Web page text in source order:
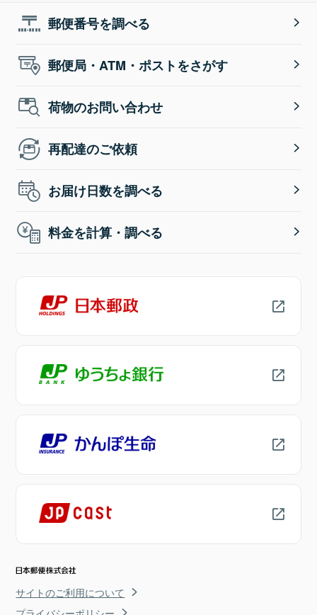
郵便番号を調べる
郵便局・ATM・ポストをさがす
荷物のお問い合わせ
再配達のご依頼
お届け日数を調べる
料金を計算・調べる
サイトのご利用について